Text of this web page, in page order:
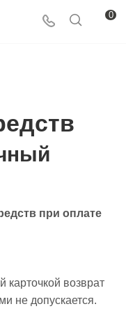
0
при оплате
карточкой возврат
не допускается.